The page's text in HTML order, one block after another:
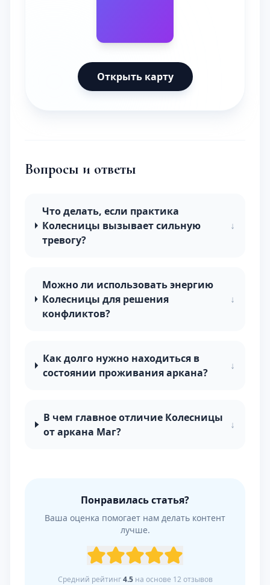
Открыть карту
Вопросы и ответы
Что делать, если практика
Колесницы вызывает сильную
тревогу?
↓
Можно ли использовать энергию
Колесницы для решения
конфликтов?
↓
Как долго нужно находиться в
состоянии проживания аркана?
↓
В чем главное отличие Колесницы
от аркана Маг?
↓
Понравилась статья?
Ваша оценка помогает нам делать контент
лучше.
Средний рейтинг4.5на основе 12 отзывов